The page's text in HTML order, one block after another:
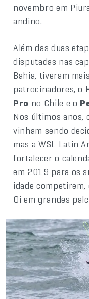
novembro em
andino.
Além das duas
disputadas nas
Bahia, tiveram
patrocinadores, o
Pro no Chile e o
Nos últimos anos,
vinham sendo
mas a WSL Latin
fortalecer o
em 2019 para os
idade
Oi em grandes